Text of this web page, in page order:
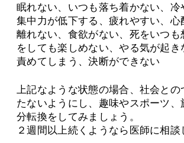
眠れない、いつも落ち着かない、冷
集中力が低下する、疲れやすい、心
離れない、食欲がない、死をいつも
をしても楽しめない、やる気が起き
責めてしまう、決断ができない
上記なような状態の場合、社会との
たないようにし、趣味やスポーツ、
分転換をしてみましょう。
２週間以上続くようなら医師に相談